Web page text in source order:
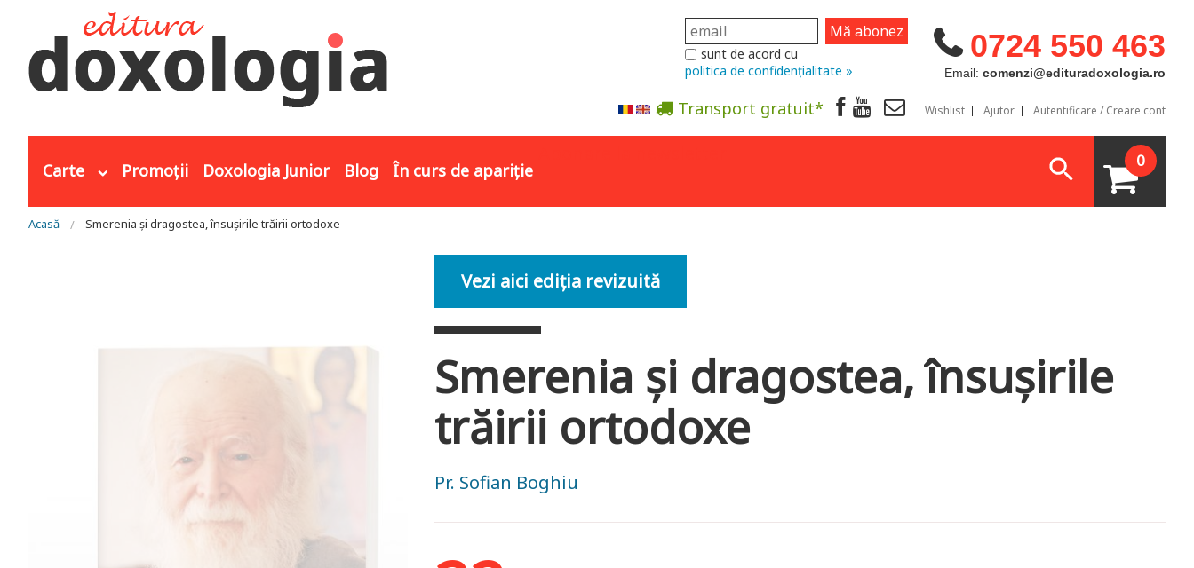
0724 550 463
Email: comenzi@edituradoxologia.ro
sunt de acord cu
politica de confidențialitate »
Transport gratuit* Wishlist Ajutor Autentificare / Creare cont
Carte Promoții Doxologia Junior Blog În curs de apariție 0
Eşti aici
Acasă Smerenia și dragostea, însușirile trăirii ortodoxe
Vezi aici ediția revizuită
Smerenia și dragostea, însușirile
trăirii ortodoxe
Pr. Sofian Boghiu